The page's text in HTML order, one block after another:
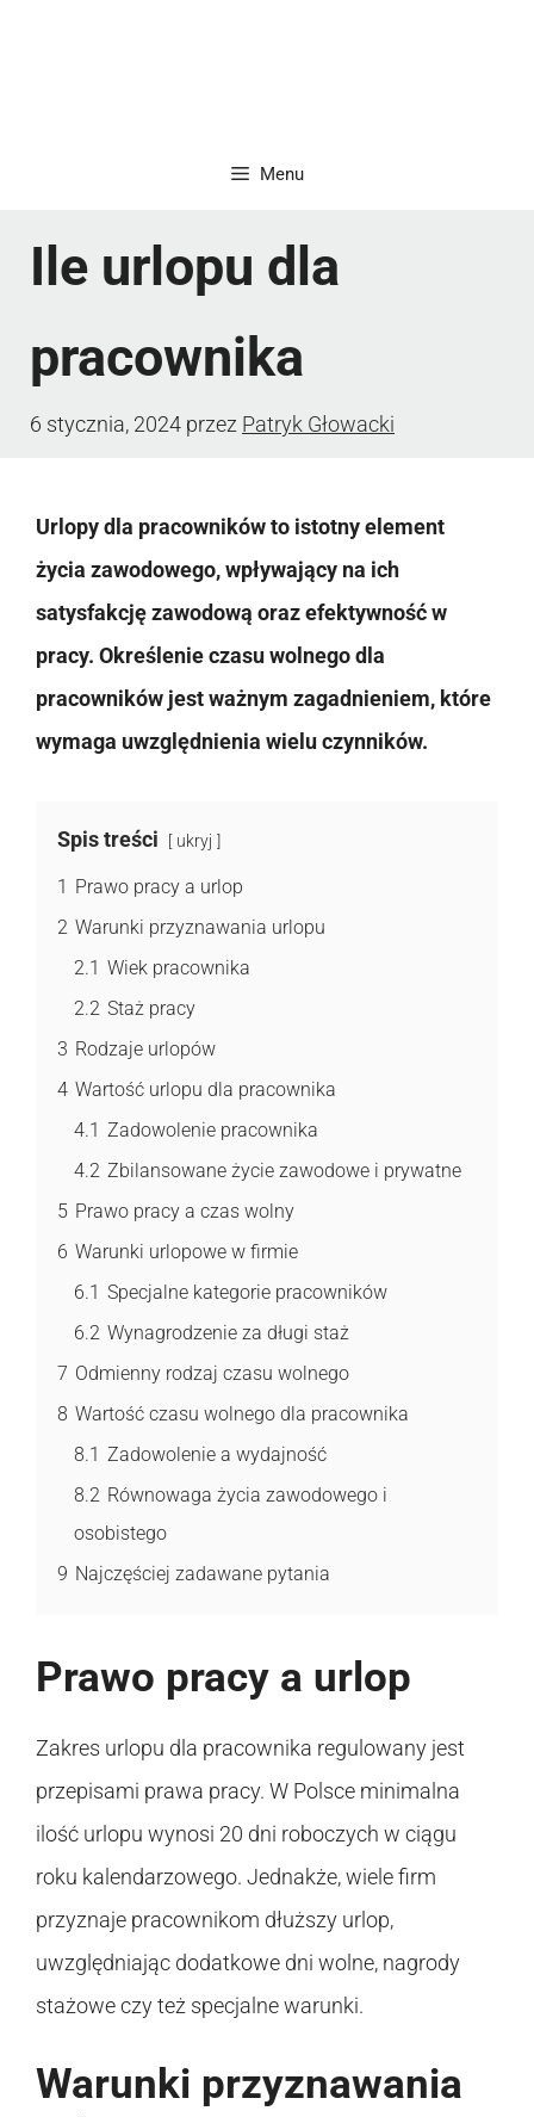
Menu
Ile urlopu dla
pracownika
6 stycznia, 2024 przez Patryk Głowacki
Urlopy dla pracowników to istotny element
życia zawodowego, wpływający na ich
satysfakcję zawodową oraz efektywność w
pracy. Określenie czasu wolnego dla
pracowników jest ważnym zagadnieniem, które
wymaga uwzględnienia wielu czynników.
Spis treści ukryj
1 Prawo pracy a urlop
2 Warunki przyznawania urlopu
2.1 Wiek pracownika
2.2 Staż pracy
3 Rodzaje urlopów
4 Wartość urlopu dla pracownika
4.1 Zadowolenie pracownika
4.2 Zbilansowane życie zawodowe i prywatne
5 Prawo pracy a czas wolny
6 Warunki urlopowe w firmie
6.1 Specjalne kategorie pracowników
6.2 Wynagrodzenie za długi staż
7 Odmienny rodzaj czasu wolnego
8 Wartość czasu wolnego dla pracownika
8.1 Zadowolenie a wydajność
8.2 Równowaga życia zawodowego i
osobistego
9 Najczęściej zadawane pytania
Prawo pracy a urlop
Zakres urlopu dla pracownika regulowany jest
przepisami prawa pracy. W Polsce minimalna
ilość urlopu wynosi 20 dni roboczych w ciągu
roku kalendarzowego. Jednakże, wiele firm
przyznaje pracownikom dłuższy urlop,
uwzględniając dodatkowe dni wolne, nagrody
stażowe czy też specjalne warunki.
Warunki przyznawania